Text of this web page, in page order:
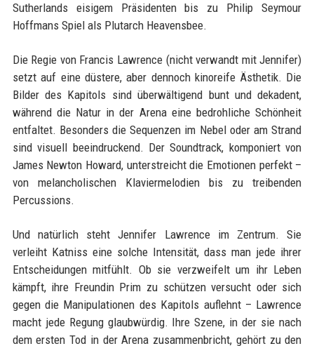
Sutherlands eisigem Präsidenten bis zu Philip Seymour
Hoffmans Spiel als Plutarch Heavensbee.
Die Regie von Francis Lawrence (nicht verwandt mit Jennifer)
setzt auf eine düstere, aber dennoch kinoreife Ästhetik. Die
Bilder des Kapitols sind überwältigend bunt und dekadent,
während die Natur in der Arena eine bedrohliche Schönheit
entfaltet. Besonders die Sequenzen im Nebel oder am Strand
sind visuell beeindruckend. Der Soundtrack, komponiert von
James Newton Howard, unterstreicht die Emotionen perfekt –
von melancholischen Klaviermelodien bis zu treibenden
Percussions.
Und natürlich steht Jennifer Lawrence im Zentrum. Sie
verleiht Katniss eine solche Intensität, dass man jede ihrer
Entscheidungen mitfühlt. Ob sie verzweifelt um ihr Leben
kämpft, ihre Freundin Prim zu schützen versucht oder sich
gegen die Manipulationen des Kapitols auflehnt – Lawrence
macht jede Regung glaubwürdig. Ihre Szene, in der sie nach
dem ersten Tod in der Arena zusammenbricht, gehört zu den